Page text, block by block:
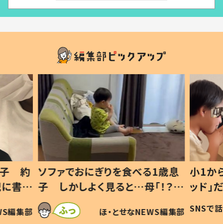
歳息
？」
編集部
小1から不登校、息子は「ギフテ
ッド」だった 父が“ウチ給食”を
作り続ける理由とは #令和の親
#令和の子
SNSで話題 ほ・とせなNEWS編集部
ひ孫
が、抱
「涙
い」